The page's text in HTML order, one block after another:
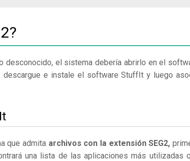
desconocido, el sistema debería abrirlo en el
e instale el software StuffIt y luego
que admita archivos con la extensión SEG2,
una lista de las aplicaciones más utilizadas